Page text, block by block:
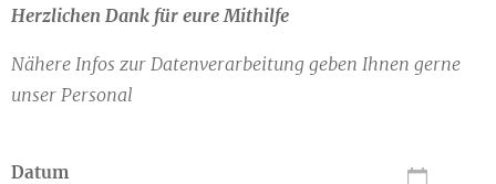
Herzlichen Dank für eure Mithilfe
Nähere Infos zur Datenverarbeitung geben Ihnen gerne
unser Personal
Datum